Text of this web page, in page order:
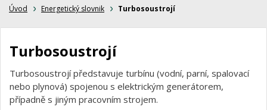
Úvod Energetický slovnik Turbosoustrojí
Turbosoustrojí
Turbosoustrojí představuje turbínu (vodní, parní, spalovací
nebo plynová) spojenou s elektrickým generátorem,
případně s jiným pracovním strojem.